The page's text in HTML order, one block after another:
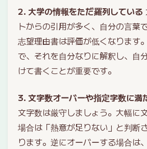
2. 大学の情報をただ羅列している
トからの引用が多く、自分の言葉
志望理由書は評価が低くなります
で、それを自分なりに解釈し、自
けて書くことが重要です。
3. 文字数オーバーや指定字数に満
文字数は厳守しましょう。大幅に
場合は「熱意が足りない」と判断
ります。逆にオーバーする場合は